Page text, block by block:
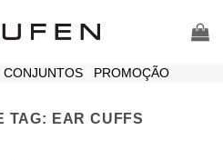
CONJUNTOS| PROMOÇÃO
TAG: EAR CUFFS